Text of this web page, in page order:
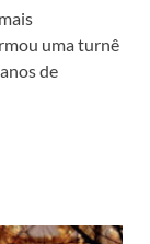
uma turnê
de